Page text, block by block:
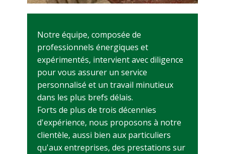
Notre équipe, composée de
professionnels énergiques et
expérimentés, intervient avec diligence
pour vous assurer un service
personnalisé et un travail minutieux
dans les plus brefs délais.
Forts de plus de trois décennies
d'expérience, nous proposons à notre
clientèle, aussi bien aux particuliers
qu'aux entreprises, des prestations sur